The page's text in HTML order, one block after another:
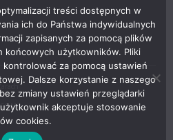
treści dostępnych w
ich do Państwa indywidualnych
zapisanych za pomocą plików
końcowych użytkowników. Pliki
za pomocą ustawień
Dalsze korzystanie z naszego
zmiany ustawień przeglądarki
akceptuje stosowanie
cookies.